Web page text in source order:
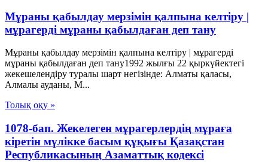
Мұраны қабылдау мерзімін қалпына келтіру |
мұрагерді мұраны қабылдаған деп тану
Мұраны қабылдау мерзімін қалпына келтіру | мұрагерді
мұраны қабылдаған деп тану1992 жылғы 22 қыркүйектегі
жекешелендіру туралы шарт негізінде: Алматы қаласы,
Алмалы ауданы, М...
Толық оқу »
1078-бап. Жекелеген мұрагерлердiң мұраға
кiретiн мүлiкке басым құқығы Қазақстан
Республикасының Азаматтық кодексi